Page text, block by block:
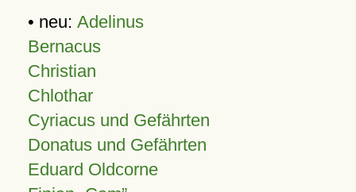
• neu: Adelinus
Bernacus
Christian
Chlothar
Cyriacus und Gefährten
Donatus und Gefährten
Eduard Oldcorne